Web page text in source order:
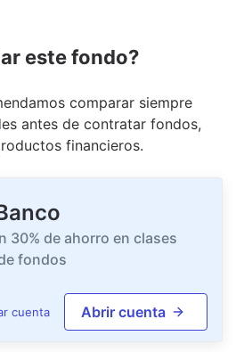
este fondo?
comparar siempre
antes de contratar fondos,
financieros.
30% de ahorro en clases
fondos
cuenta Abrir cuenta